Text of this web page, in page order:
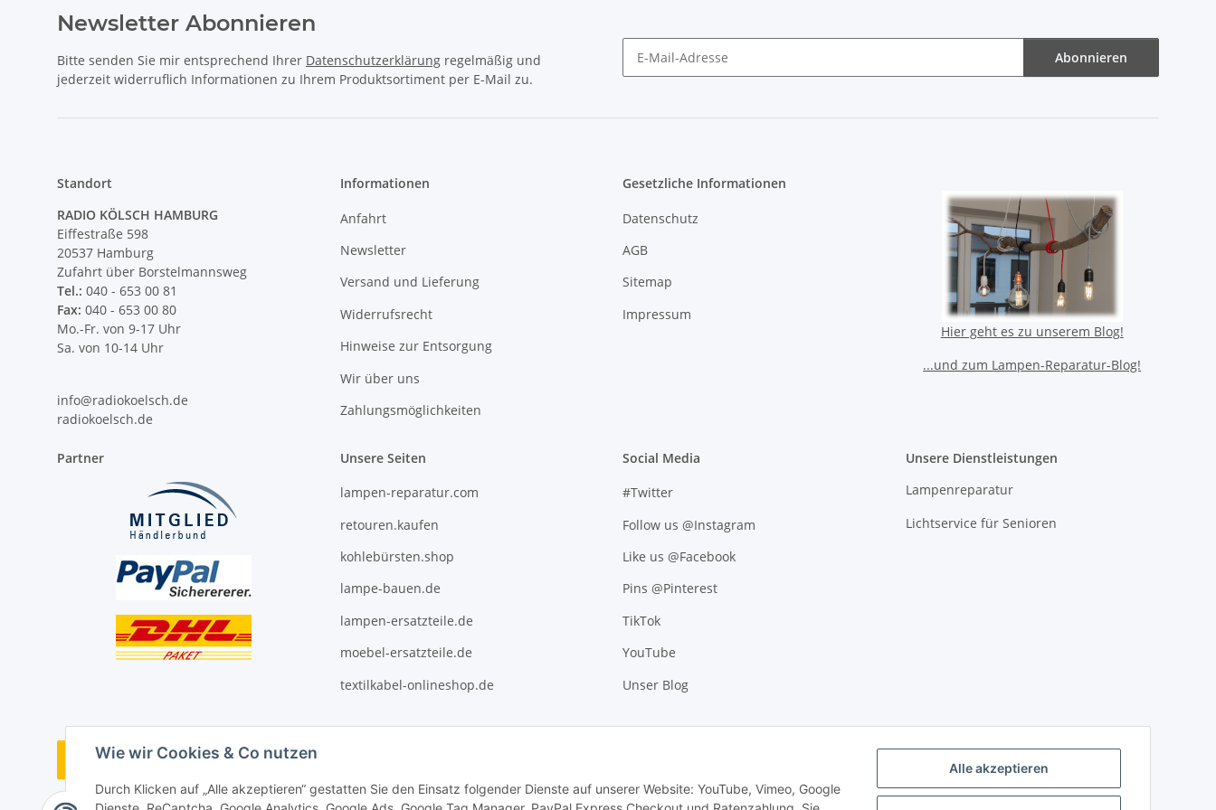
Alle akzeptieren
Wie wir Cookies & Co nutzen
Durch Klicken auf „Alle akzeptieren“ gestatten Sie den Einsatz folgender Dienste auf unserer Website: YouTube, Vimeo, Google
Newsletter Abonnieren
Bitte senden Sie mir entsprechend Ihrer Datenschutzerklärung regelmäßig und
jederzeit widerruflich Informationen zu Ihrem Produktsortiment per E-Mail zu.
Abonnieren
Standort
RADIO KÖLSCH HAMBURG
Eiffestraße 598
20537 Hamburg
Zufahrt über Borstelmannsweg
Tel.: 040 - 653 00 81
Fax: 040 - 653 00 80
Mo.-Fr. von 9-17 Uhr
Sa. von 10-14 Uhr
info@radiokoelsch.de
radiokoelsch.de
Informationen
Anfahrt
Newsletter
Versand und Lieferung
Widerrufsrecht
Hinweise zur Entsorgung
Wir über uns
Zahlungsmöglichkeiten
Gesetzliche Informationen
Datenschutz
AGB
Sitemap
Impressum
Hier geht es zu unserem Blog!
...und zum Lampen-Reparatur-Blog!
Partner Unsere Seiten
lampen-reparatur.com
retouren.kaufen
kohlebürsten.shop
lampe-bauen.de
lampen-ersatzteile.de
moebel-ersatzteile.de
textilkabel-onlineshop.de
Social Media
#Twitter
Follow us @Instagram
Like us @Facebook
Pins @Pinterest
TikTok
YouTube
Unser Blog
Unsere Dienstleistungen
Lampenreparatur
Lichtservice für Senioren
Vertrag widerrufen